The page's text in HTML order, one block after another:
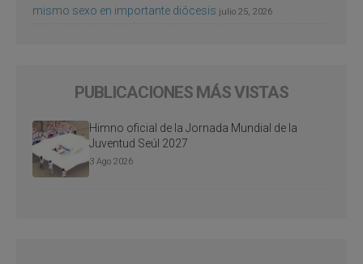
mismo sexo en importante diócesis julio 25, 2026
PUBLICACIONES MÁS VISTAS
Himno oficial de la Jornada Mundial de la
Juventud Seúl 2027
3 Ago 2026